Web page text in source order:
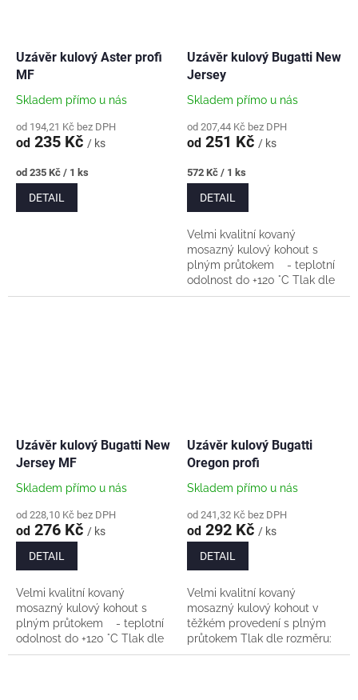
Uzávěr kulový Aster profi
MF
Skladem přímo u nás
od 194,21 Kč bez DPH
od 235 Kč / ks
Měrná
cena:
od 235 Kč / 1 ks
DETAIL
Uzávěr kulový Bugatti New
Jersey
Skladem přímo u nás
od 207,44 Kč bez DPH
od 251 Kč / ks
Měrná
cena:
572 Kč / 1 ks
DETAIL
Velmi kvalitní kovaný
mosazný kulový kohout s
plným průtokem - teplotní
odolnost do +120 °C Tlak dle
rozměru: - 1/2" PN50 -
Uzávěr kulový Bugatti New
Jersey MF
Skladem přímo u nás
od 228,10 Kč bez DPH
od 276 Kč / ks
DETAIL
Velmi kvalitní kovaný
mosazný kulový kohout s
plným průtokem - teplotní
odolnost do +120 °C Tlak dle
rozměru: - 1/2" PN50 -
Uzávěr kulový Bugatti
Oregon profi
Skladem přímo u nás
od 241,32 Kč bez DPH
od 292 Kč / ks
DETAIL
Velmi kvalitní kovaný
mosazný kulový kohout v
těžkém provedení s plným
průtokem Tlak dle rozměru:
- 1/2" PN64 - 3/4" a